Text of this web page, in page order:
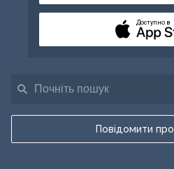
Повідомити
Доступно в